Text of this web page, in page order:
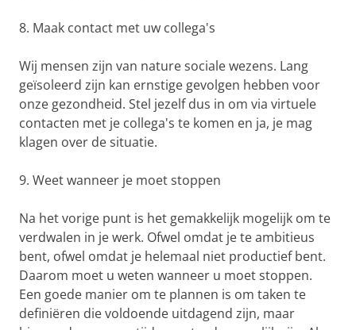
8. Maak contact met uw collega's
Wij mensen zijn van nature sociale wezens. Lang
geïsoleerd zijn kan ernstige gevolgen hebben voor
onze gezondheid. Stel jezelf dus in om via virtuele
contacten met je collega's te komen en ja, je mag
klagen over de situatie.
9. Weet wanneer je moet stoppen
Na het vorige punt is het gemakkelijk mogelijk om te
verdwalen in je werk. Ofwel omdat je te ambitieus
bent, ofwel omdat je helemaal niet productief bent.
Daarom moet u weten wanneer u moet stoppen.
Een goede manier om te plannen is om taken te
definiëren die voldoende uitdagend zijn, maar